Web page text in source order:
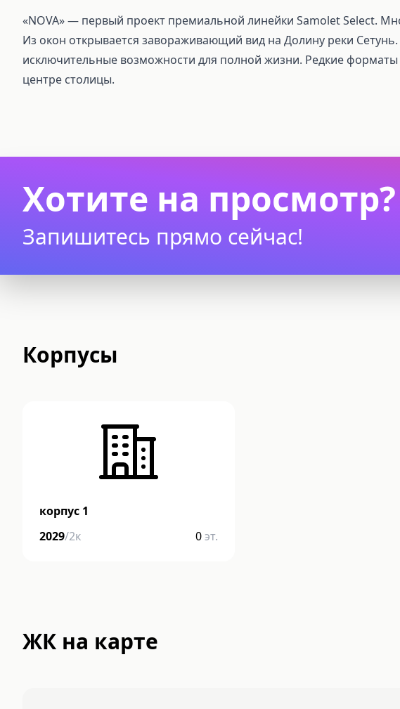
«NOVA» — первый проект премиальной линейки Samolet Select.
Из окон открывается завораживающий вид на Долину реки
исключительные возможности для полной жизни. Редкие
центре столицы.
Хотите на просмотр?
Запишитесь прямо сейчас!
Корпусы
корпус 1
2029/2к 0эт.
ЖК на карте